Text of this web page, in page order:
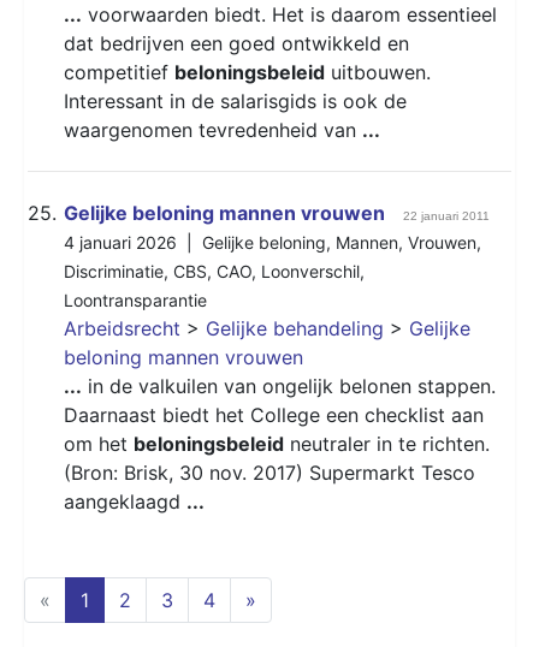
... voorwaarden biedt. Het is daarom essentieel
dat bedrijven een goed ontwikkeld en
competitief beloningsbeleid uitbouwen.
Interessant in de salarisgids is ook de
waargenomen tevredenheid van ...
25. Gelijke beloning mannen vrouwen 22 januari 2011
4 januari 2026 | Gelijke beloning, Mannen, Vrouwen,
Discriminatie, CBS, CAO, Loonverschil,
Loontransparantie
Arbeidsrecht > Gelijke behandeling > Gelijke
beloning mannen vrouwen
... in de valkuilen van ongelijk belonen stappen.
Daarnaast biedt het College een checklist aan
om het beloningsbeleid neutraler in te richten.
(Bron: Brisk, 30 nov. 2017) Supermarkt Tesco
aangeklaagd ...
« 1 (current)
2 3 4 »